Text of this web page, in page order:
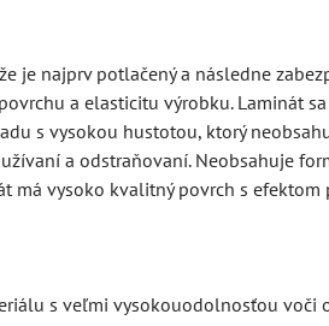
je najprv potlačený a následne
a elasticitu výrobku. Laminát
s vysokou hustotou, ktorý
a odstraňovaní. Neobsahuje
vysoko kvalitný povrch s efektom
s veľmi vysokouodolnosťou voči